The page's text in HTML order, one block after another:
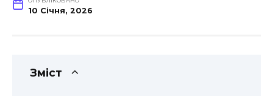
10 Січня, 2026
Зміст